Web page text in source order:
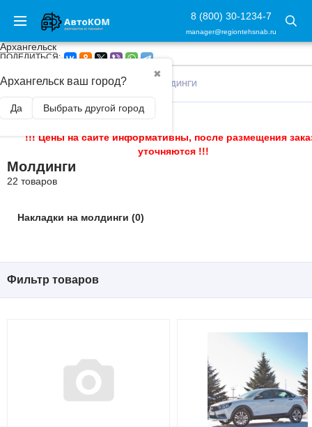
8 (800) 30-1234-7
manager@regiontehsnab.ru
Архангельск
✖
Архангельск ваш город?
Да Выбрать другой город
ПОДЕЛИТЬСЯ:
ГЛАВНАЯ / ВНЕШНИЙ ТЮНИНГ МОЛДИНГИ
!!! Цены на сайте информативны, после размещения
уточняются !!!
Молдинги
22 товаров
Накладки на молдинги (0)
Фильтр товаров